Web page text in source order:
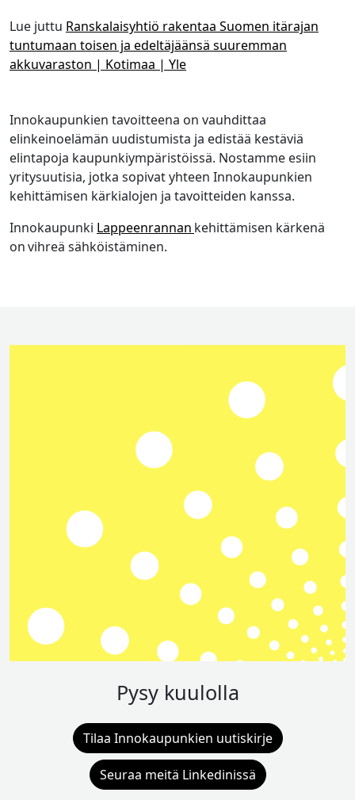
Lue juttu Ranskalaisyhtiö rakentaa Suomen itärajan
tuntumaan toisen ja edeltäjäänsä suuremman
akkuvaraston | Kotimaa | Yle
Innokaupunkien tavoitteena on vauhdittaa
elinkeinoelämän uudistumista ja edistää kestäviä
elintapoja kaupunkiympäristöissä. Nostamme esiin
yritysuutisia, jotka sopivat yhteen Innokaupunkien
kehittämisen kärkialojen ja tavoitteiden kanssa.
Innokaupunki Lappeenrannan kehittämisen kärkenä
on vihreä sähköistäminen.
Pysy kuulolla
Tilaa Innokaupunkien uutiskirje
Seuraa meitä Linkedinissä